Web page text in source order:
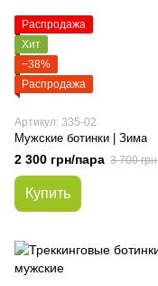
Распродажа
Хит
−38%
Распродажа
Артикул: 335-02
Мужские ботинки | Зима
2 300 грн/пара 3 700 грн
Купить